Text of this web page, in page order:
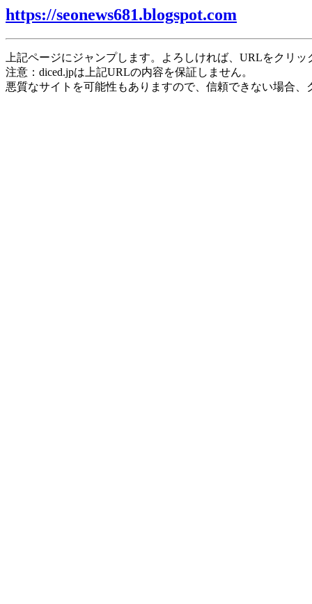
https://seonews681.blogspot.com
上記ページにジャンプします。よろしければ、URLをクリ
注意：diced.jpは上記URLの内容を保証しません。
悪質なサイトを可能性もありますので、信頼できない場合、